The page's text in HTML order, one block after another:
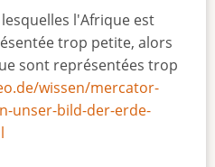
l'Afrique est
trop petite, alors
sont représentées trop
wissen/mercator-
unser-bild-der-erde-